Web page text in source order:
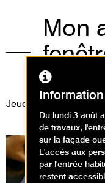
Mon
Ateliers
Jeudi 3 janvier 2019
Du lundi 3 août
de travaux,
sur la façade
L'accès aux
par l'entrée
restent